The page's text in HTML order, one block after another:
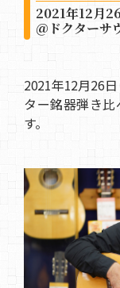
2021年12月26
＠ドクターサ
2021年12月26日
ター銘器弾き比
す。